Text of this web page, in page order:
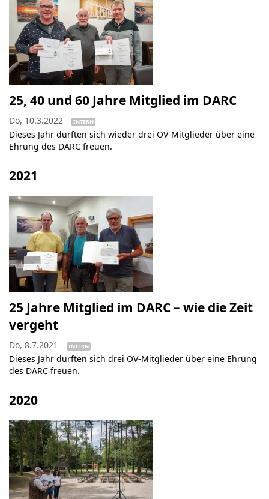
25, 40 und 60 Jahre Mitglied im DARC
Do, 10.3.2022 INTERN
Dieses Jahr durften sich wieder drei OV-Mitglieder über eine
Ehrung des DARC freuen.
2021
25 Jahre Mitglied im DARC – wie die Zeit
vergeht
Do, 8.7.2021 INTERN
Dieses Jahr durften sich drei OV-Mitglieder über eine Ehrung
des DARC freuen.
2020